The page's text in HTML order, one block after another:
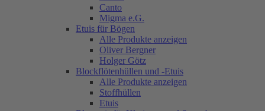
Canto
Migma e.G.
Etuis für Bögen
Alle Produkte anzeigen
Oliver Bergner
Holger Götz
Blockflötenhüllen und -Etuis
Alle Produkte anzeigen
Stoffhüllen
Etuis